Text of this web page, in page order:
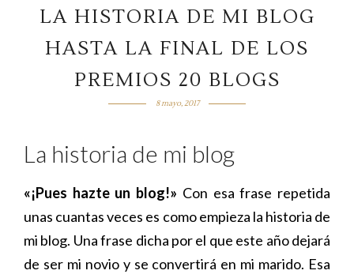
LA HISTORIA DE MI BLOG
HASTA LA FINAL DE LOS
PREMIOS 20 BLOGS
8 mayo, 2017
La historia de mi blog
«¡Pues hazte un blog!» Con esa frase repetida
unas cuantas veces es como empieza la historia de
mi blog. Una frase dicha por el que este año dejará
de ser mi novio y se convertirá en mi marido. Esa